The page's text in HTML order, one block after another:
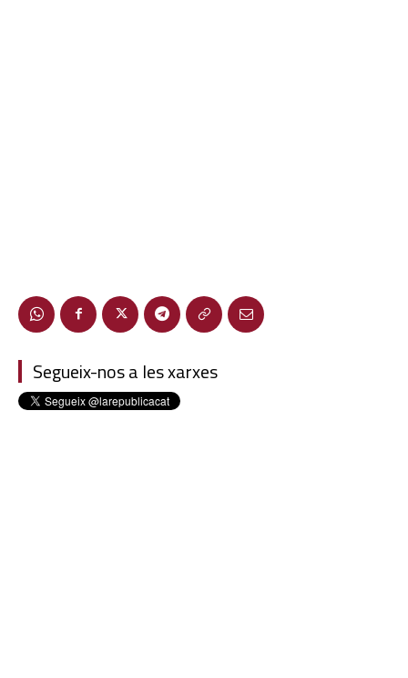
Segueix-nos a les xarxes